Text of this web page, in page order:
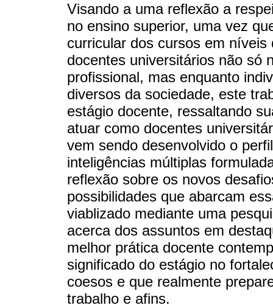
Visando a uma reflexão a
no ensino superior, uma vez
curricular dos cursos em
docentes universitários não só
profissional, mas enquanto
diversos da sociedade, este
estágio docente, ressaltando
atuar como docentes
vem sendo desenvolvido o
inteligências múltiplas
reflexão sobre os novos
possibilidades que abarcam
viablizado mediante uma
acerca dos assuntos em
melhor prática docente
significado do estágio no
coesos e que realmente
trabalho e afins.